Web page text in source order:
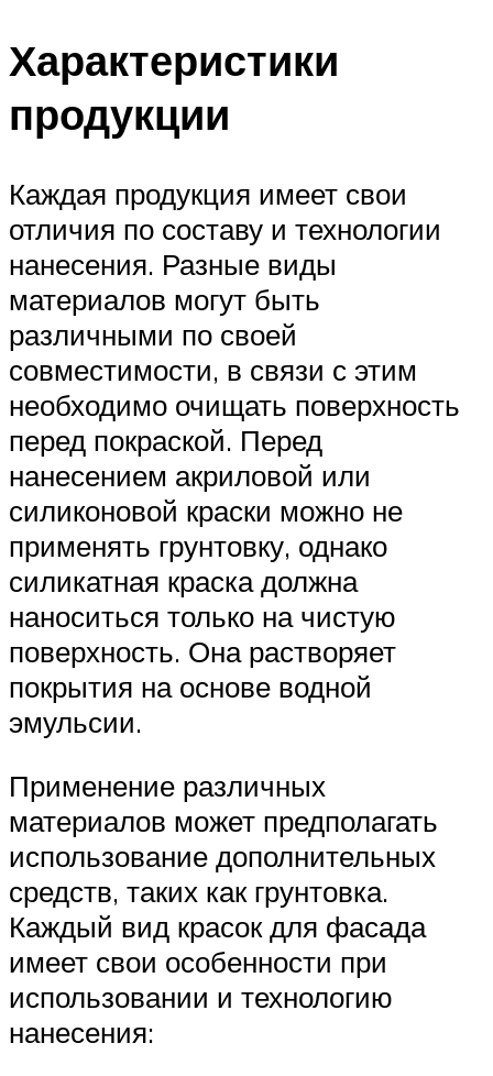
Характеристики
продукции
Каждая продукция имеет свои
отличия по составу и технологии
нанесения. Разные виды
материалов могут быть
различными по своей
совместимости, в связи с этим
необходимо очищать поверхность
перед покраской. Перед
нанесением акриловой или
силиконовой краски можно не
применять грунтовку, однако
силикатная краска должна
наноситься только на чистую
поверхность. Она растворяет
покрытия на основе водной
эмульсии.
Применение различных
материалов может предполагать
использование дополнительных
средств, таких как грунтовка.
Каждый вид красок для фасада
имеет свои особенности при
использовании и технологию
нанесения: